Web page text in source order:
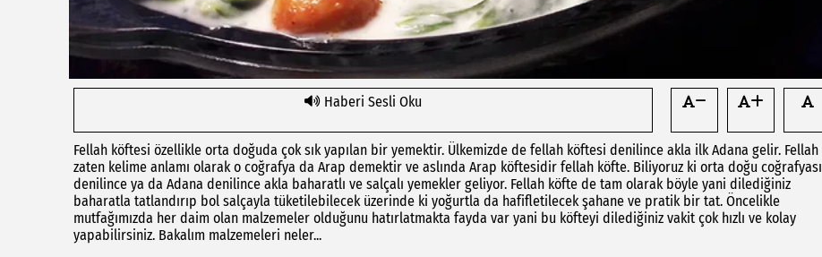
Haberi Sesli Oku
Fellah köftesi özellikle orta doğuda çok sık yapılan bir yemektir. Ülkemizde de fellah köftesi denilince akla ilk Adana gelir. Fellah
zaten kelime anlamı olarak o coğrafya da Arap demektir ve aslında Arap köftesidir fellah köfte. Biliyoruz ki orta doğu coğrafyası
denilince ya da Adana denilince akla baharatlı ve salçalı yemekler geliyor. Fellah köfte de tam olarak böyle yani dilediğiniz
baharatla tatlandırıp bol salçayla tüketilebilecek üzerinde ki yoğurtla da hafifletilecek şahane ve pratik bir tat. Öncelikle
mutfağımızda her daim olan malzemeler olduğunu hatırlatmakta fayda var yani bu köfteyi dilediğiniz vakit çok hızlı ve kolay
yapabilirsiniz. Bakalım malzemeleri neler...